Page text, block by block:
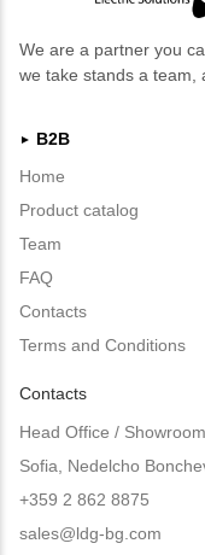
We are a partner you
we take stands a team,
►
B2B
Home
Product catalog
Team
FAQ
Contacts
Terms and Conditions
Contacts
Head Office / Showroom
Sofia, Nedelcho
+359 2 862 8875
sales@ldg-bg.com